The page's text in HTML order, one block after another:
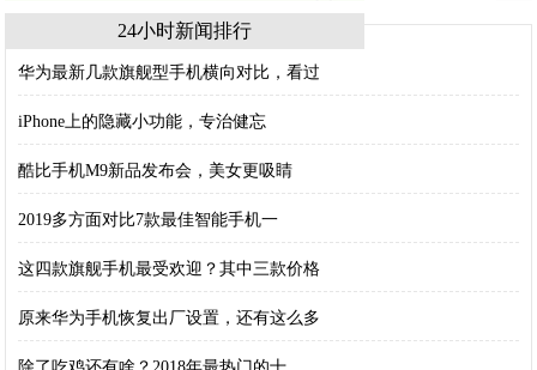
24小时新闻排行
华为最新几款旗舰型手机横向对比，看过
iPhone上的隐藏小功能，专治健忘
酷比手机M9新品发布会，美女更吸睛
2019多方面对比7款最佳智能手机一
这四款旗舰手机最受欢迎？其中三款价格
原来华为手机恢复出厂设置，还有这么多